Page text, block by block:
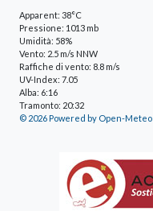
Apparent: 38°C
Pressione: 1013 mb
Umidità: 58%
Vento: 2.5 m/s NNW
Raffiche di vento: 8.8 m/s
UV-Index: 7.05
Alba: 6:16
Tramonto: 20:32
© 2026 Powered by Open-Meteo